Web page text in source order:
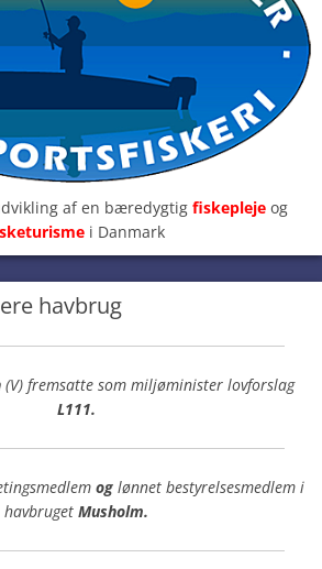
af en bæredygtig fiskepleje og
i Danmark
havbrug
(V) fremsatte som miljøminister lovforslag
L111.
oglønnet bestyrelsesmedlem i
havbruget Musholm.